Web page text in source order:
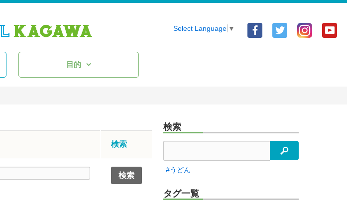
Facebook
Twitter
Select Language ▼
目的
検索
検索
検索
#うどん
タグ一覧